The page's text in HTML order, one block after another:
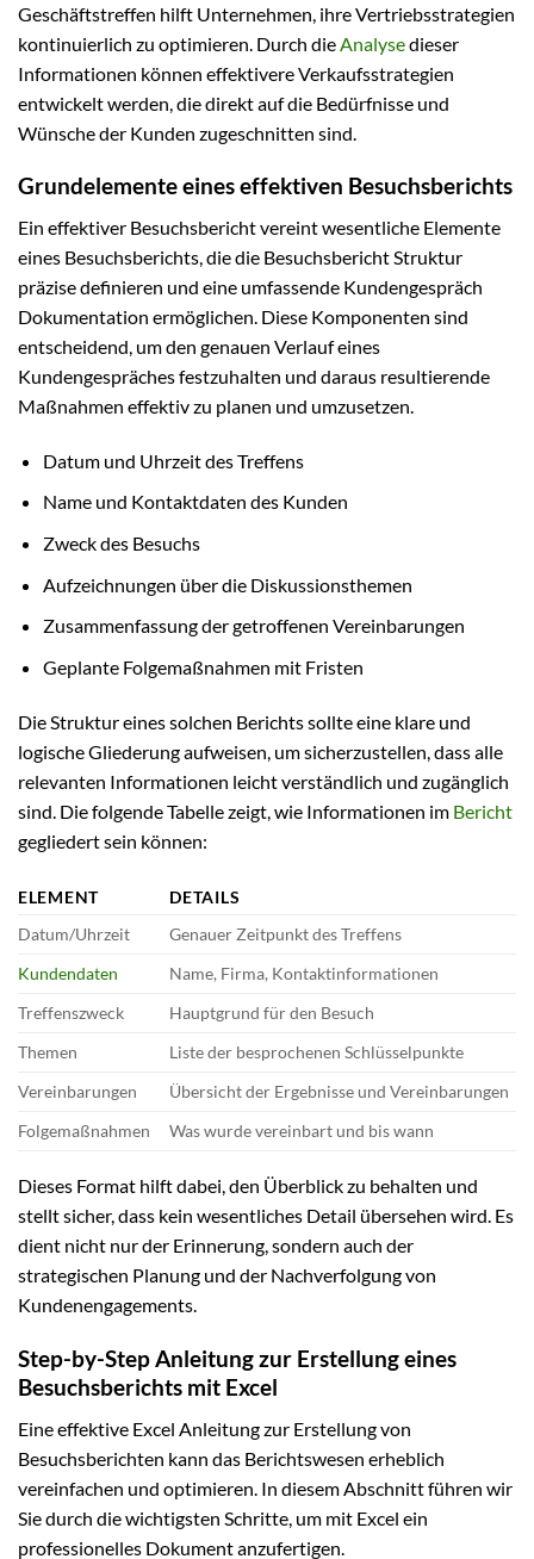
Geschäftstreffen hilft Unternehmen, ihre Vertriebsstrategien
kontinuierlich zu optimieren. Durch die Analysedieser
Informationen können effektivere Verkaufsstrategien
entwickelt werden, die direkt auf die Bedürfnisse und
Wünsche der Kunden zugeschnitten sind.
Grundelemente eines effektiven Besuchsberichts
Ein effektiver Besuchsbericht vereint wesentliche Elemente
eines Besuchsberichts, die die Besuchsbericht Struktur
präzise definieren und eine umfassende Kundengespräch
Dokumentation ermöglichen. Diese Komponenten sind
entscheidend, um den genauen Verlauf eines
Kundengespräches festzuhalten und daraus resultierende
Maßnahmen effektiv zu planen und umzusetzen.
Datum und Uhrzeit des Treffens
Name und Kontaktdaten des Kunden
Zweck des Besuchs
Aufzeichnungen über die Diskussionsthemen
Zusammenfassung der getroffenen Vereinbarungen
Geplante Folgemaßnahmen mit Fristen
Die Struktur eines solchen Berichts sollte eine klare und
logische Gliederung aufweisen, um sicherzustellen, dass alle
relevanten Informationen leicht verständlich und zugänglich
sind. Die folgende Tabelle zeigt, wie Informationen im Bericht
gegliedert sein können:
ELEMENT
DETAILS
Datum/Uhrzeit
Genauer Zeitpunkt des Treffens
Kundendaten
Name, Firma, Kontaktinformationen
Treffenszweck
Hauptgrund für den Besuch
Themen
Liste der besprochenen Schlüsselpunkte
Vereinbarungen
Übersicht der Ergebnisse und Vereinbarungen
Folgemaßnahmen
Was wurde vereinbart und bis wann
Dieses Format hilft dabei, den Überblick zu behalten und
stellt sicher, dass kein wesentliches Detail übersehen wird. Es
dient nicht nur der Erinnerung, sondern auch der
strategischen Planung und der Nachverfolgung von
Kundenengagements.
Step-by-Step Anleitung zur Erstellung eines
Besuchsberichts mit Excel
Eine effektive Excel Anleitung zur Erstellung von
Besuchsberichten kann das Berichtswesen erheblich
vereinfachen und optimieren. In diesem Abschnitt führen wir
Sie durch die wichtigsten Schritte, um mit Excel ein
professionelles Dokument anzufertigen.